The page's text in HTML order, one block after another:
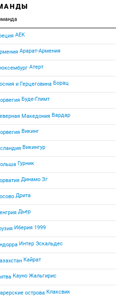
АЕК
Арарат-Армения
Атерт
Борац
Буде-Глимт
Вардар
Викинг
Викингур
Гурник
Динамо Зг
Дрита
Дьер
Иберия 1999
Интер Эскальдес
Кайрат
Кауно Жальгирис
Клаксвик